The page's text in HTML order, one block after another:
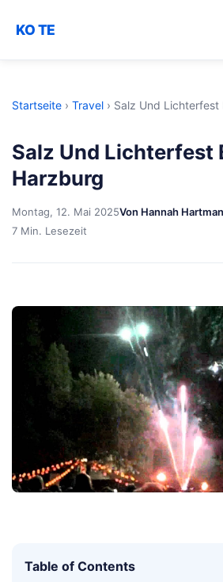
KO TE
Startseite › Travel › Salz Und Lichterfest
Salz Und Lichterfest
Harzburg
Montag, 12. Mai 2025Von Hannah
7 Min. Lesezeit
Table of Contents